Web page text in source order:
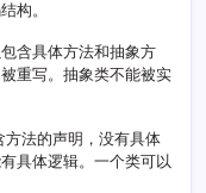
构。
含具体方法和抽象方
重写。抽象类不能被实
法的声明，没有具体
具体逻辑。一个类可以